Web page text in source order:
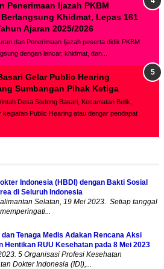
Penerimaan Ijazah PKBM
Khidmat, Lepas 161
Ajaran 2025/2026
dan Penerimaan Ijazah peserta didik PKBM
dengan lancar, khidmat, dan...
Gelar Public Hearing
Sumbangan Pihak Ketiga
Desa Sodong Basari, Kecamatan Belik,
kegiatan Public Hearing atau dengar pendapat
Indonesia (HBDI) dengan Bakti Sosial
di Seluruh Indonesia
Selatan, 19 Mei 2023. Setiap tanggal
Tenaga Medis Adakan Rencana Aksi
Hentikan RUU Kesehatan pada 8 Mei 2023
5 Organisasi Profesi Kesehatan
Dokter Indonesia (IDI),...